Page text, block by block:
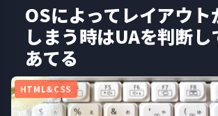
OSによってレイアウト
しまう時はUAを判断し
あてる
HTML&CSS